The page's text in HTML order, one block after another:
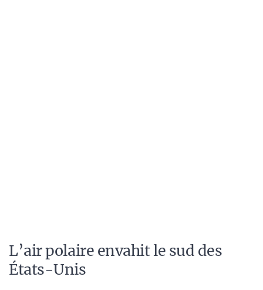
L’air polaire envahit le sud des
États-Unis